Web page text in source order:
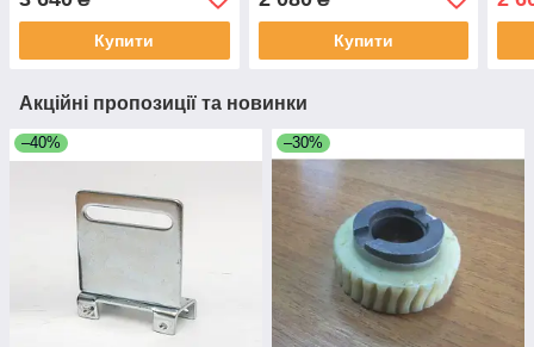
Купити Купити
Акційні пропозиції та новинки
–40% –30%